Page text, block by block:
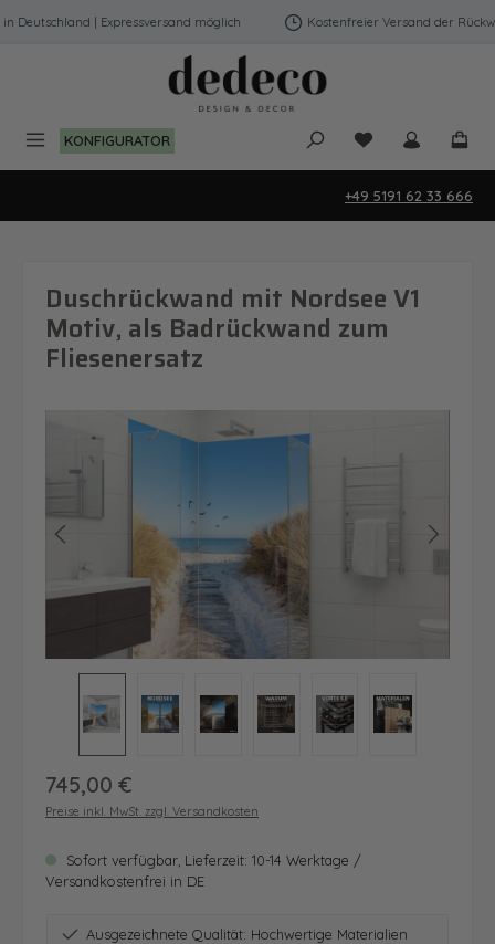
Zum Hauptinhalt springen
| Expressversand möglich Kostenfreier Versand der
KONFIGURATOR Du hast 0
+49 5191 62 33 666
Duschrückwand mit Nordsee V1
Motiv, als Badrückwand zum
Fliesenersatz
Bildergalerie überspringen
Regulärer Preis:
745,00 €
Preise inkl. MwSt. zzgl. Versandkosten
Sofort verfügbar, Lieferzeit: 10-14 Werktage /
Versandkostenfrei in DE
Ausgezeichnete Qualität: Hochwertige Materialien